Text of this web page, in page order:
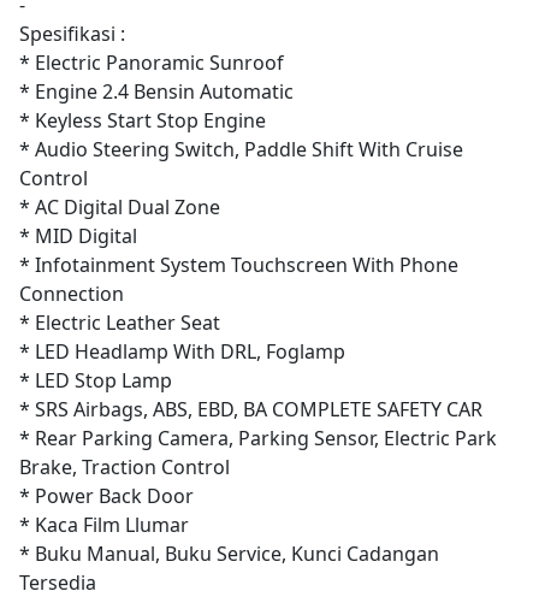
Spesifikasi :
* Electric Panoramic Sunroof
* Engine 2.4 Bensin Automatic
* Keyless Start Stop Engine
* Audio Steering Switch, Paddle Shift With Cruise
Control
* AC Digital Dual Zone
* MID Digital
* Infotainment System Touchscreen With Phone
Connection
* Electric Leather Seat
* LED Headlamp With DRL, Foglamp
* LED Stop Lamp
* SRS Airbags, ABS, EBD, BA COMPLETE SAFETY CAR
* Rear Parking Camera, Parking Sensor, Electric Park
Brake, Traction Control
* Power Back Door
* Kaca Film Llumar
* Buku Manual, Buku Service, Kunci Cadangan
Tersedia